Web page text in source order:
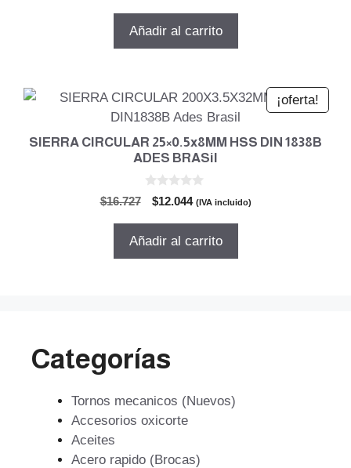
original
actual
Añadir al carrito
¡oferta!
SIERRA CIRCULAR 25×0.5x8MM HSS DIN 1838B
ADES BRASil
$16.727
El
original
$12.044El
actual
(IVA incluido)
Añadir al carrito
Categorías
Tornos mecanicos (Nuevos)
Accesorios oxicorte
Aceites
Acero rapido (Brocas)